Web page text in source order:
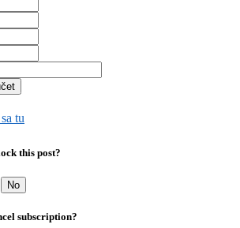
tu
this post?
No
subscription?